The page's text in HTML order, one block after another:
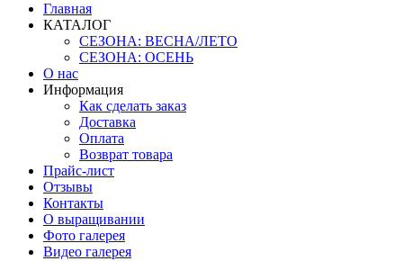
Главная
КАТАЛОГ
СЕЗОНА: ВЕСНА/ЛЕТО
СЕЗОНА: ОСЕНЬ
О нас
Информация
Как сделать заказ
Доставка
Оплата
Возврат товара
Прайс-лист
Отзывы
Контакты
О выращивании
Фото галерея
Видео галерея